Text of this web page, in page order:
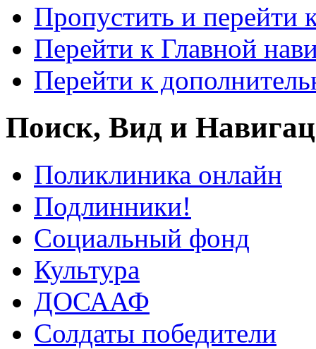
Пропустить и перейти
Перейти к Главной
Перейти к
Поиск, Вид и
Поликлиника онлайн
Подлинники!
Социальный фонд
Культура
ДОСААФ
Солдаты победители